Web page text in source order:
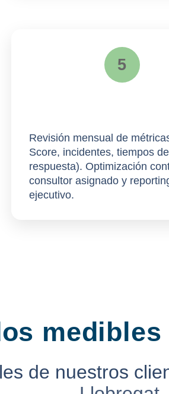
5
Revisión mensual de
Score, incidentes, tiempos de
respuesta). Optimización
consultor asignado y
ejecutivo.
medibles
de nuestros